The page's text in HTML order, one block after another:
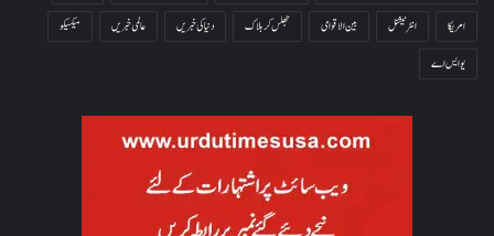
امریکا
انٹرنیشنل بین الاقوامی جھلس کر ہلاک دنیا کی خبریں عالمی خبریں
میکسیکو
یو ایس اے